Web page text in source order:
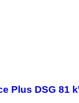
Plus DSG 81